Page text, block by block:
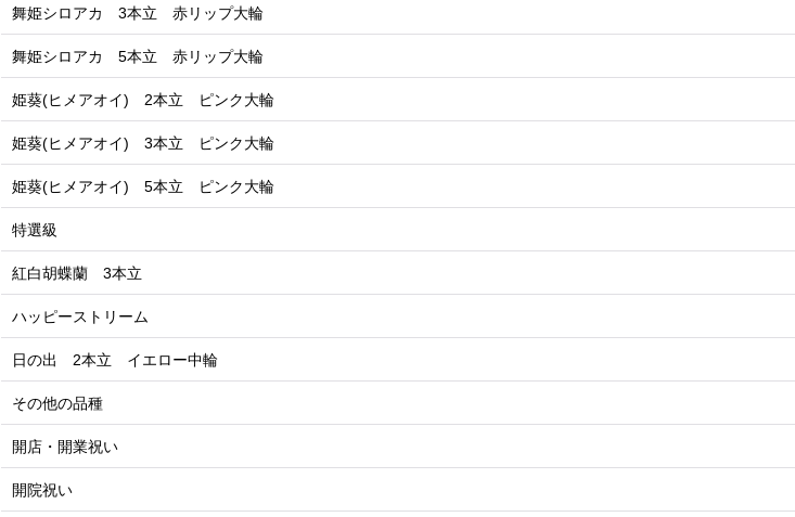
舞姫シロアカ 3本立 赤リップ大輪
舞姫シロアカ 5本立 赤リップ大輪
姫葵(ヒメアオイ) 2本立 ピンク大輪
姫葵(ヒメアオイ) 3本立 ピンク大輪
姫葵(ヒメアオイ) 5本立 ピンク大輪
特選級
紅白胡蝶蘭 3本立
ハッピーストリーム
日の出 2本立 イエロー中輪
その他の品種
開店・開業祝い
開院祝い